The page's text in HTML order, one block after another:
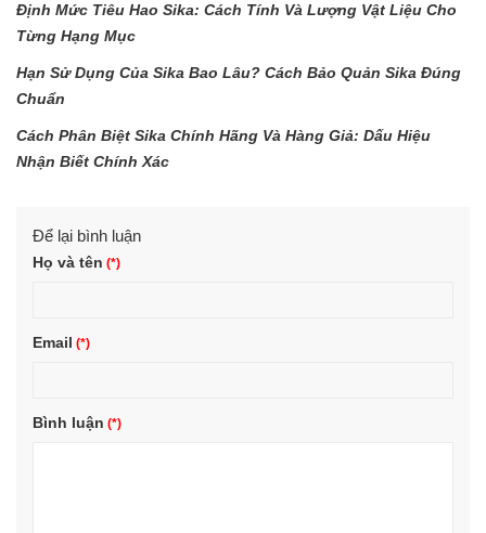
Định Mức Tiêu Hao Sika: Cách Tính Và Lượng Vật Liệu Cho
Từng Hạng Mục
Hạn Sử Dụng Của Sika Bao Lâu? Cách Bảo Quản Sika Đúng
Chuẩn
Cách Phân Biệt Sika Chính Hãng Và Hàng Giả: Dấu Hiệu
Nhận Biết Chính Xác
Để lại bình luận
Họ và tên
Email
Bình luận